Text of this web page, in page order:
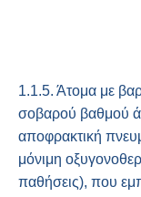
1.1.5. Άτομα με
σοβαρού βαθμού
αποφρακτική
μόνιμη
παθήσεις), που